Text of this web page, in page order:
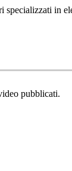
specializzati in
pubblicati.